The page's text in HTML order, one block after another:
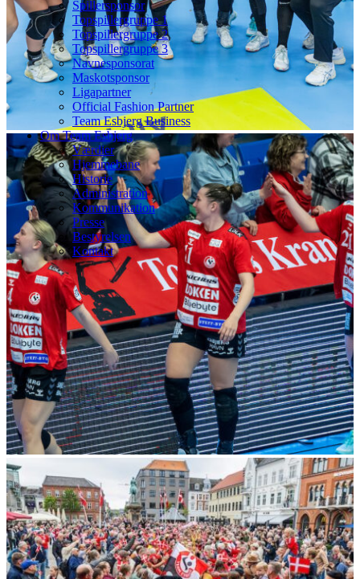
Spillersponsor
Topspillergruppe 1
Topspillergruppe 2
Topspillergruppe 3
Navnesponsorat
Maskotsponsor
Ligapartner
Official Fashion Partner
Team Esbjerg Business
Om Team Esbjerg
Værdier
Hjemmebane
Historie
Administration
Kommunikation
Presse
Bestyrelsen
Kontakt